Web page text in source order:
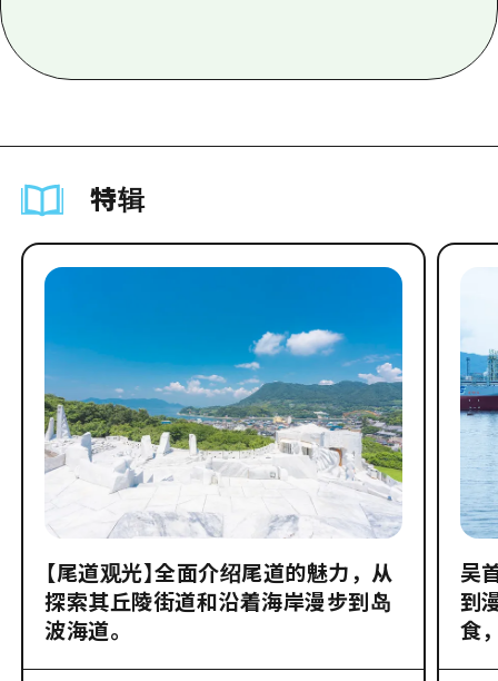
特辑
【尾道观光】全面介绍尾道的魅力，从
探索其丘陵街道和沿着海岸漫步到岛
波海道。
吴
到
食